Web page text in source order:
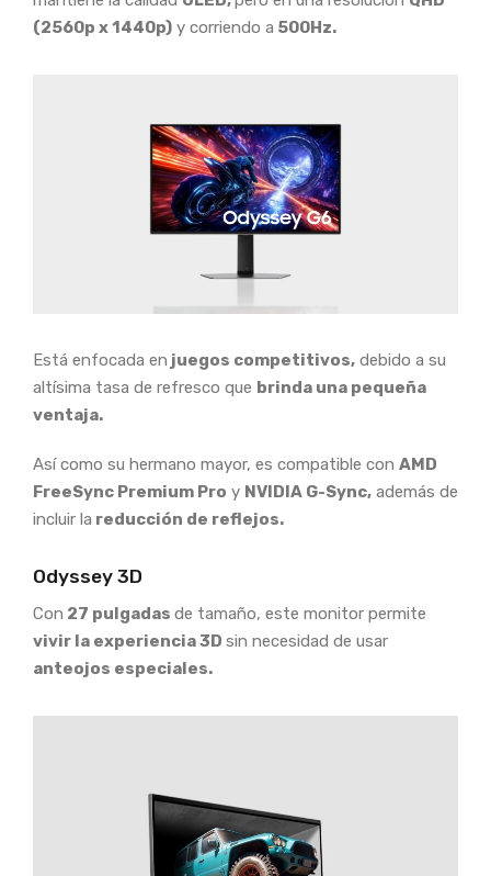
(2560p x 1440p) y corriendo a 500Hz.
Está enfocada en juegos competitivos, debido a su
altísima tasa de refresco que brinda una pequeña
ventaja.
Así como su hermano mayor, es compatible con AMD
FreeSync Premium Pro y NVIDIA G-Sync, además de
incluir la reducción de reflejos.
Odyssey 3D
Con 27 pulgadas de tamaño, este monitor permite
vivir la experiencia 3D sin necesidad de usar
anteojos especiales.